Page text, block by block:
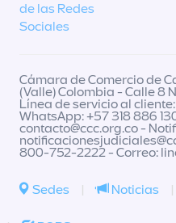
de las Redes
Sociales
Cámara de Comercio de
(Valle) Colombia - Calle 8
Línea de servicio al
WhatsApp: +57 318 886
contacto@ccc.org.co-
800-752-2222 - Correo:
Sedes | Noticias |